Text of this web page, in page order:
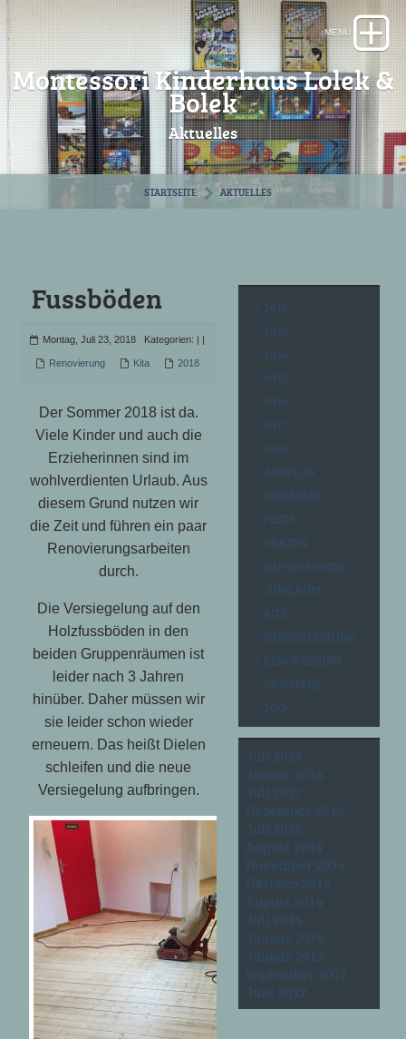
Montessori Kinderhaus Lolek &
Bolek
Aktuelles
STARTSEITE AKTUELLES
Fussböden
Montag, Juli 23, 2018 Kategorien:
2018
Kita
Renovierung
Der Sommer 2018 ist da.
Viele Kinder und auch die
Erzieherinnen sind im
wohlverdienten Urlaub. Aus
diesem Grund nutzen wir
die Zeit und führen ein paar
Renovierungsarbeiten
durch.
Die Versiegelung auf den
Holzfussböden in den
beiden Gruppenräumen ist
leider nach 3 Jahren
hinüber. Daher müssen wir
sie leider schon wieder
erneuern. Das heißt Dielen
schleifen und die neue
Versiegelung aufbringen.
2012
2013
2014
2015
2016
2017
2018
AUSFLUG
DIEBSTAHL
FESTE
GARTEN
IMPRESSIONEN
JUBILÄUM
KITA
NEUGESTALTUNG
RENOVIERUNG
SABOTAGE
ZOO
Juli 2018
Januar 2018
Juli 2017
Dezember 2016
Juli 2016
August 2015
November 2014
Oktober 2014
August 2014
Juli 2014
Januar 2014
Januar 2013
September 2012
Juni 2012